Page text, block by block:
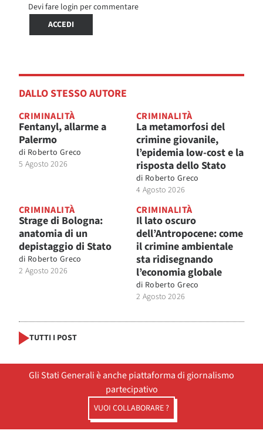
Devi fare login per commentare
ACCEDI
DALLO STESSO AUTORE
CRIMINALITÀ
Fentanyl, allarme a
Palermo
di Roberto Greco
5 Agosto 2026
CRIMINALITÀ
La metamorfosi del
crimine giovanile,
l’epidemia low-cost e la
risposta dello Stato
di Roberto Greco
4 Agosto 2026
CRIMINALITÀ
Strage di Bologna:
anatomia di un
depistaggio di Stato
di Roberto Greco
2 Agosto 2026
CRIMINALITÀ
Il lato oscuro
dell’Antropocene: come
il crimine ambientale
sta ridisegnando
l’economia globale
di Roberto Greco
2 Agosto 2026
TUTTI I POST
Gli Stati Generali è anche piattaforma di giornalismo
partecipativo
VUOI COLLABORARE ?